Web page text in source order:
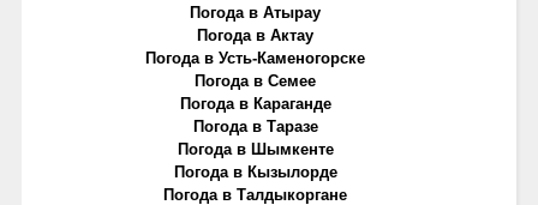
Погода в Атырау
Погода в Актау
Погода в Усть-Каменогорске
Погода в Семее
Погода в Караганде
Погода в Таразе
Погода в Шымкенте
Погода в Кызылорде
Погода в Талдыкоргане